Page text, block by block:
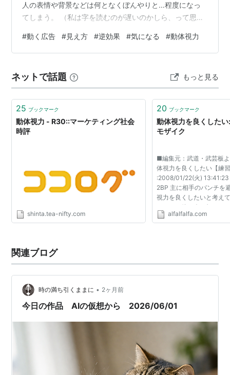
人の表情や背景などは何となくぼんやりと…程度になっ
てしまう。 （私は字を読むのが遅いのかしら、って思っ
的に行が移っていくようにしたら、読むスピードはちょ
うど良いので） そういうようなことで、録画再生を、少
り、大事な番組は2度見たり。 ところが、PC・スマホ
で、広告が出てきてそれが動いたりすると、本文を読ん
でても、もう気になって仕方な…
#動く広告 #見え方 #逆効果 #気になる #動体視力
ネットで話題 もっと見る
25 ブックマーク
動体視力 - R30::マーケティング社会
時評
shinta.tea-nifty.com
20 ブックマーク
動体視力を良くした
モザイク
■編集元：武道・武芸板
体視力を良くしたい【練
:2008/01/22(火)
2BP 主に相手のパンチを
視力を良くしたいと考え
などにて他の人に頼んで
パンチを避ける」 とい
alfalfalfa.com
関連ブログ
時の満ち引くままに • 2ヶ月前
今日の作品 AIの仮想から 2026/06/01